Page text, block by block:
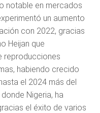
notable en mercados
un aumento
con 2022, gracias
Heijan que
reproducciones
habiendo crecido
el 2024 más del
Nigeria, ha
el éxito de varios